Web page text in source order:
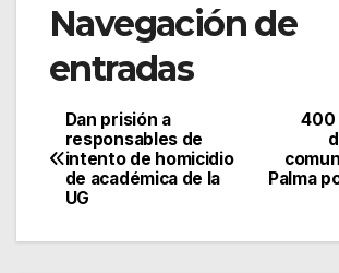
Navegación de
entradas
400
Palma
Dan prisión a
responsables de
intento de homicidio
de académica de la
UG